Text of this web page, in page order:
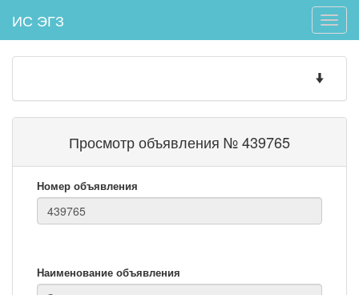
Toggle
ИС ЭГЗ
Toggle
Просмотр объявления № 439765
Номер объявления
Наименование объявления